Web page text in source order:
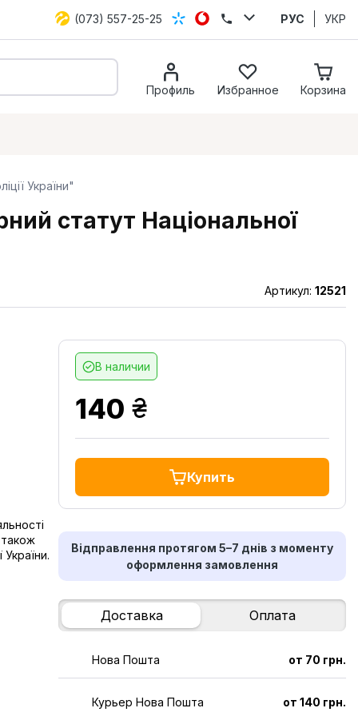
(073) 557-25-25 РУС УКР
Профиль Избранное Корзина
України"
статут Національної
Артикул: 12521
також
В наличии
140 грн.
Купить
Відправлення протягом 5–7 днів з моменту
оформлення замовлення
Доставка Оплата
Нова Пошта от 70 грн.
Курьер Нова Пошта от 140 грн.